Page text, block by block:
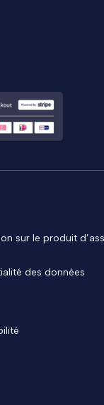
sur le produit
des données